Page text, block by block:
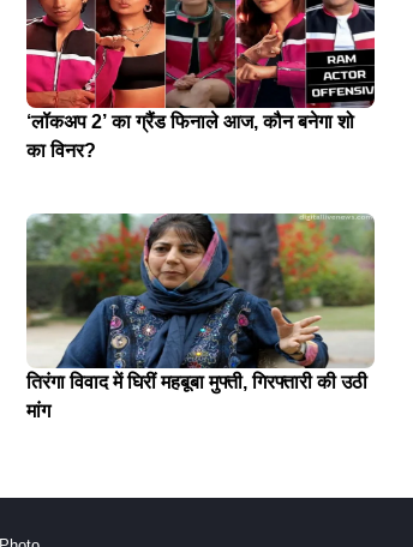
‘लॉकअप 2’ का ग्रैंड फिनाले आज, कौन बनेगा शो
का विनर?
तिरंगा विवाद में घिरीं महबूबा मुफ्ती, गिरफ्तारी की उठी
मांग